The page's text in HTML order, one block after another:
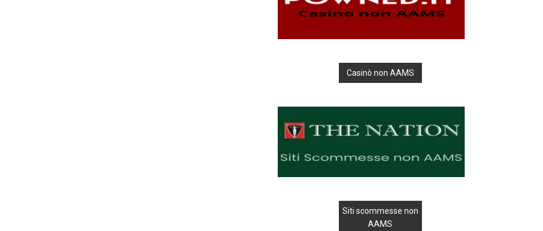
Casinò non AAMS
Siti scommesse non
AAMS